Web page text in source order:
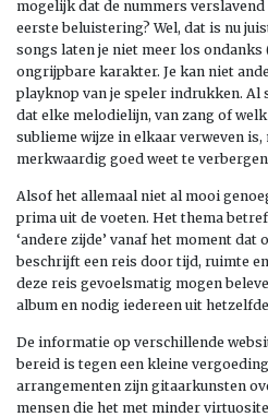
mogelijk dat de nummers verslavend
eerste beluistering? Wel, dat is nu
songs laten je niet meer los ondanks
ongrijpbare karakter. Je kan niet
playknop van je speler indrukken.
dat elke melodielijn, van zang of
sublieme wijze in elkaar verweven
merkwaardig goed weet te
Alsof het allemaal niet al mooi
prima uit de voeten. Het thema
‘andere zijde’ vanaf het moment dat
beschrijft een reis door tijd, ruimte
deze reis gevoelsmatig mogen
album en nodig iedereen uit
De informatie op verschillende
bereid is tegen een kleine
arrangementen zijn gitaarkunsten
mensen die het met minder